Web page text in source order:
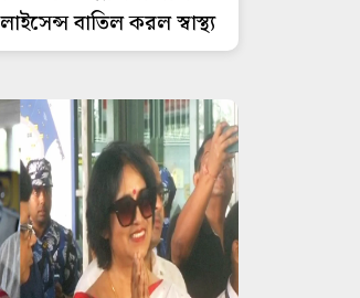
বাতিল করল স্বাস্থ্য